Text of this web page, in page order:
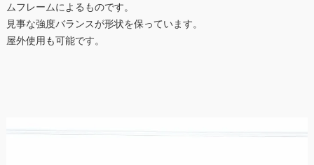
ムフレームによるものです。
見事な強度バランスが形状を保っています。
屋外使用も可能です。